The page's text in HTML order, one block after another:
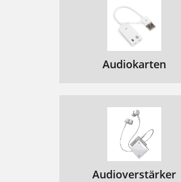
Audiokarten
Audioverstärker